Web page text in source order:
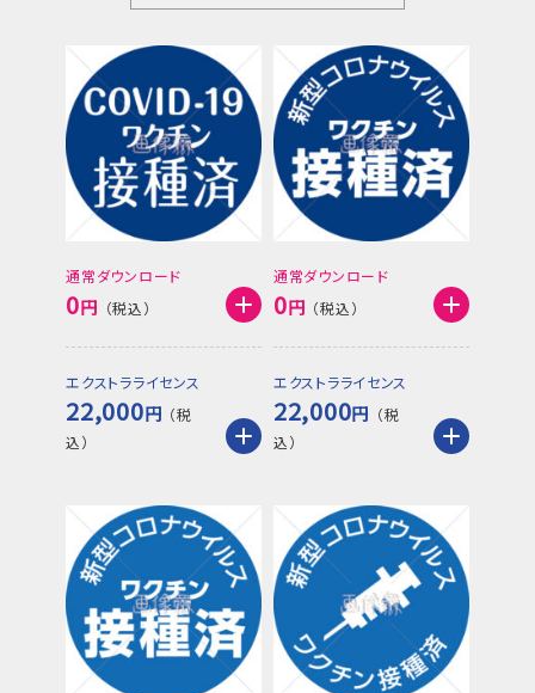
通常ダウンロード
0円
エクストラライセンス
22,000円
通常ダウンロード
0円
エクストラライセンス
22,000円